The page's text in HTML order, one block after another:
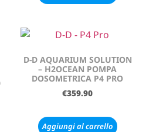
D-D AQUARIUM SOLUTION
– H2OCEAN POMPA
DOSOMETRICA P4 PRO
€359.90
Aggiungi al carrello